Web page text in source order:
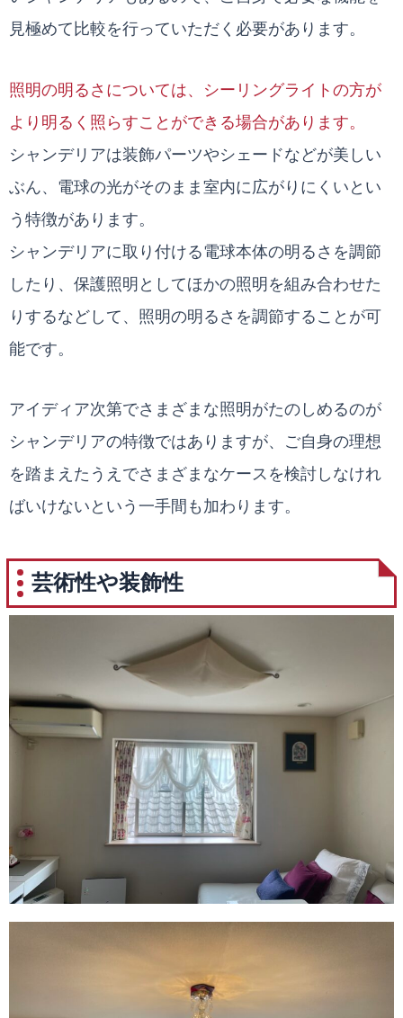
見極めて比較を行っていただく必要があります。
照明の明るさについては、シーリングライトの方が
より明るく照らすことができる場合があります。
シャンデリアは装飾パーツやシェードなどが美しい
ぶん、電球の光がそのまま室内に広がりにくいとい
う特徴があります。
シャンデリアに取り付ける電球本体の明るさを調節
したり、保護照明としてほかの照明を組み合わせた
りするなどして、照明の明るさを調節することが可
能です。
アイディア次第でさまざまな照明がたのしめるのが
シャンデリアの特徴ではありますが、ご自身の理想
を踏まえたうえでさまざまなケースを検討しなけれ
ばいけないという一手間も加わります。
芸術性や装飾性